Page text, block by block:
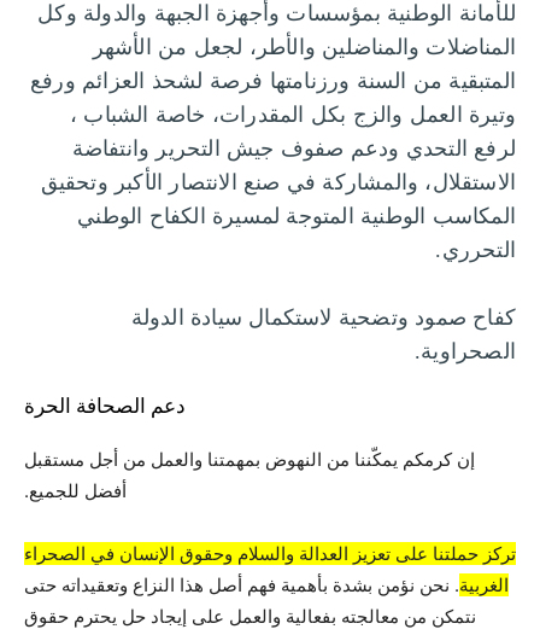
للأمانة الوطنية بمؤسسات وأجهزة الجبهة والدولة وكل
المناضلات والمناضلين والأطر، لجعل من الأشهر
المتبقية من السنة ورزنامتها فرصة لشحذ العزائم ورفع
وتيرة العمل والزج بكل المقدرات، خاصة الشباب ،
لرفع التحدي ودعم صفوف جيش التحرير وانتفاضة
الاستقلال، والمشاركة في صنع الانتصار الأكبر وتحقيق
المكاسب الوطنية المتوجة لمسيرة الكفاح الوطني
التحرري.
كفاح صمود وتضحية لاستكمال سيادة الدولة
الصحراوية.
دعم الصحافة الحرة
إن كرمكم يمكّننا من النهوض بمهمتنا والعمل من أجل مستقبل
أفضل للجميع.
تركز حملتنا على تعزيز العدالة والسلام وحقوق الإنسان في الصحراء
الغربية. نحن نؤمن بشدة بأهمية فهم أصل هذا النزاع وتعقيداته حتى
نتمكن من معالجته بفعالية والعمل على إيجاد حل يحترم حقوق